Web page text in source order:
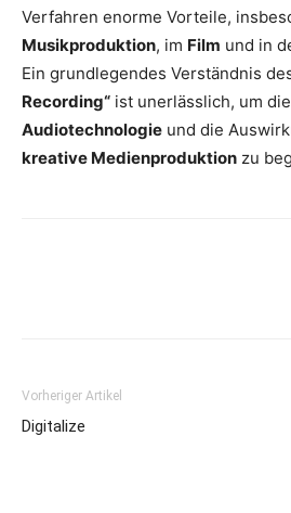
Verfahren enorme Vorteile,
Musikproduktion, im Film und in
Ein grundlegendes Verständnis
Recording“ ist unerlässlich, um
Audiotechnologie und die
kreative Medienproduktion zu
Vorheriger Artikel
Digitalize